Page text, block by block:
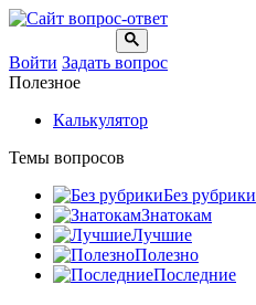
Войти Задать вопрос
Полезное
Калькулятор
Темы вопросов
Без рубрики
Знатокам
Лучшие
Полезно
Последние